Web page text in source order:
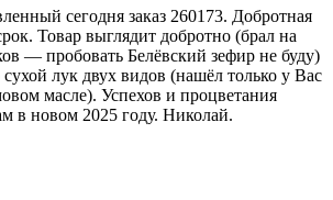
сегодня заказ 260173. Добротная
Товар выглядит добротно (брал на
— пробовать Белёвский зефир не буду)
лук двух видов (нашёл только у Вас
масле). Успехов и процветания
в новом 2025 году. Николай.